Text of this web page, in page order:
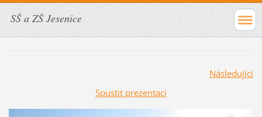
SŠ a ZŠ Jesenice
Následující
Spustit prezentaci